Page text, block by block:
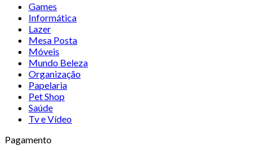
Games
Informática
Lazer
Mesa Posta
Móveis
Mundo Beleza
Organização
Papelaria
Pet Shop
Saúde
Tv e Vídeo
Pagamento